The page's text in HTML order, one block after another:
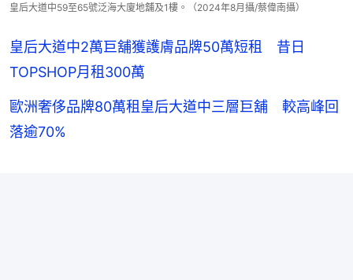
皇后大道中59至65號泛海大廈地舖及1樓。（2024年8月攝/蔡偉南攝）
皇后大道中2萬巨舖獲護膚品牌50萬短租 昔日
TOPSHOP月租300萬
歐洲奢侈品牌80萬租皇后大道中三層巨舖 較高峰回
落逾70%